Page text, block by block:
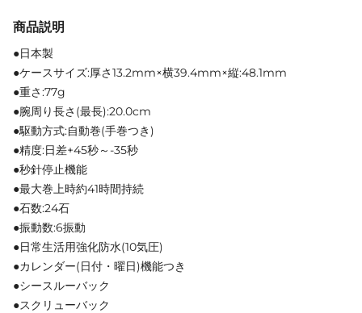
商品説明
●日本製
●ケースサイズ:厚さ13.2mm×横39.4mm×縦:48.1mm
●重さ:77g
●腕周り長さ(最長):20.0cm
●駆動方式:自動巻(手巻つき)
●精度:日差+45秒～-35秒
●秒針停止機能
●最大巻上時約41時間持続
●石数:24石
●振動数:6振動
●日常生活用強化防水(10気圧)
●カレンダー(日付・曜日)機能つき
●シースルーバック
●スクリューバック